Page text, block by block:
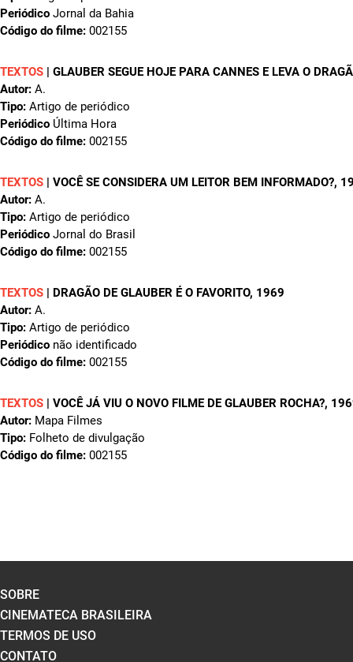
Periódico Jornal da Bahia
Código do filme: 002155
TEXTOS | GLAUBER SEGUE HOJE PARA CANNES E LEVA O
Autor: A.
Tipo: Artigo de periódico
Periódico Última Hora
Código do filme: 002155
TEXTOS | VOCÊ SE CONSIDERA UM LEITOR BEM INFORMADO?,
Autor: A.
Tipo: Artigo de periódico
Periódico Jornal do Brasil
Código do filme: 002155
TEXTOS | DRAGÃO DE GLAUBER É O FAVORITO, 1969
Autor: A.
Tipo: Artigo de periódico
Periódico não identificado
Código do filme: 002155
TEXTOS | VOCÊ JÁ VIU O NOVO FILME DE GLAUBER ROCHA?,
Autor: Mapa Filmes
Tipo: Folheto de divulgação
Código do filme: 002155
SOBRE
CINEMATECA BRASILEIRA
TERMOS DE USO
CONTATO